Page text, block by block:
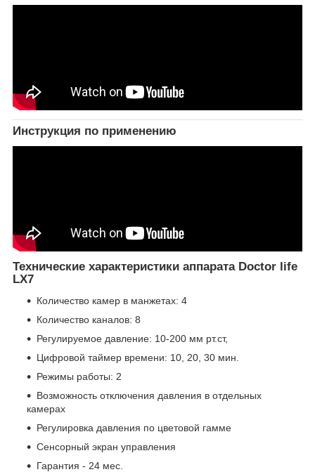
Инструкция по применению
Технические характеристики аппарата Doctor life
LX7
Количество камер в манжетах: 4
Количество каналов: 8
Регулируемое давление: 10-200 мм рт.ст,
Цифровой таймер времени: 10, 20, 30 мин.
Режимы работы: 2
Возможность отключения давления в отдельных
камерах
Регулировка давления по цветовой гамме
Сенсорный экран управления
Гарантия - 24 мес.